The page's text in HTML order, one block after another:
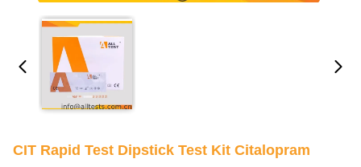
CIT Rapid Test Dipstick Test Kit Citalopram